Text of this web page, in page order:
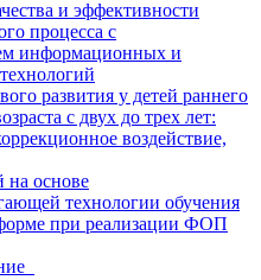
и эффективности
процесса с
информационных и
развития у детей раннего
с двух до трех лет:
воздействие,
на основе
технологии обучения
при реализации ФОП